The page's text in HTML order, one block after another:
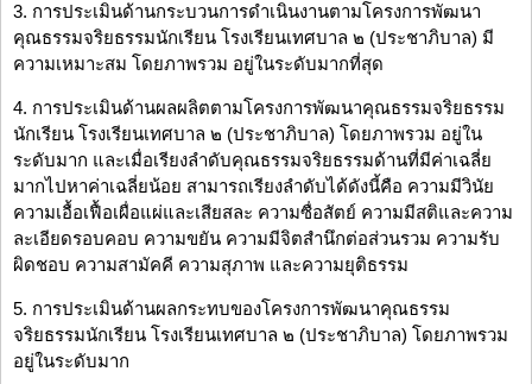
3. การประเมินด้านกระบวนการดำเนินงานตามโครงการพัฒนา
คุณธรรมจริยธรรมนักเรียน โรงเรียนเทศบาล ๒ (ประชาภิบาล) มี
ความเหมาะสม โดยภาพรวม อยู่ในระดับมากที่สุด
4. การประเมินด้านผลผลิตตามโครงการพัฒนาคุณธรรมจริยธรรม
นักเรียน โรงเรียนเทศบาล ๒ (ประชาภิบาล) โดยภาพรวม อยู่ใน
ระดับมาก และเมื่อเรียงลำดับคุณธรรมจริยธรรมด้านที่มีค่าเฉลี่ย
มากไปหาค่าเฉลี่ยน้อย สามารถเรียงลำดับได้ดังนี้คือ ความมีวินัย
ความเอื้อเฟื้อเผื่อแผ่และเสียสละ ความซื่อสัตย์ ความมีสติและความ
ละเอียดรอบคอบ ความขยัน ความมีจิตสำนึกต่อส่วนรวม ความรับ
ผิดชอบ ความสามัคคี ความสุภาพ และความยุติธรรม
5. การประเมินด้านผลกระทบของโครงการพัฒนาคุณธรรม
จริยธรรมนักเรียน โรงเรียนเทศบาล ๒ (ประชาภิบาล) โดยภาพรวม
อยู่ในระดับมาก